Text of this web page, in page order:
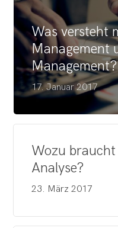
Was versteht
Management
Management?
17. Januar 2017
Wozu
Analyse?
23. März 2017